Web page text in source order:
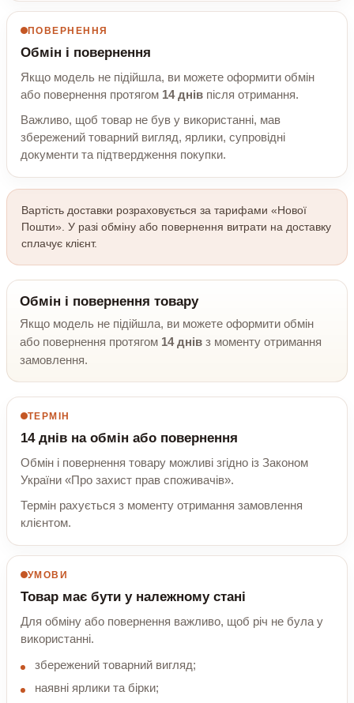
ПОВЕРНЕННЯ
Обмін і повернення
Якщо модель не підійшла, ви можете оформити обмін
або повернення протягом 14 днів після отримання.
Важливо, щоб товар не був у використанні, мав
збережений товарний вигляд, ярлики, супровідні
документи та підтвердження покупки.
Вартість доставки розраховується за тарифами «Нової
Пошти». У разі обміну або повернення витрати на доставку
сплачує клієнт.
Обмін і повернення товару
Якщо модель не підійшла, ви можете оформити обмін
або повернення протягом 14 днів з моменту отримання
замовлення.
ТЕРМІН
14 днів на обмін або повернення
Обмін і повернення товару можливі згідно із Законом
України «Про захист прав споживачів».
Термін рахується з моменту отримання замовлення
клієнтом.
УМОВИ
Товар має бути у належному стані
Для обміну або повернення важливо, щоб річ не була у
використанні.
збережений товарний вигляд;
наявні ярлики та бірки;